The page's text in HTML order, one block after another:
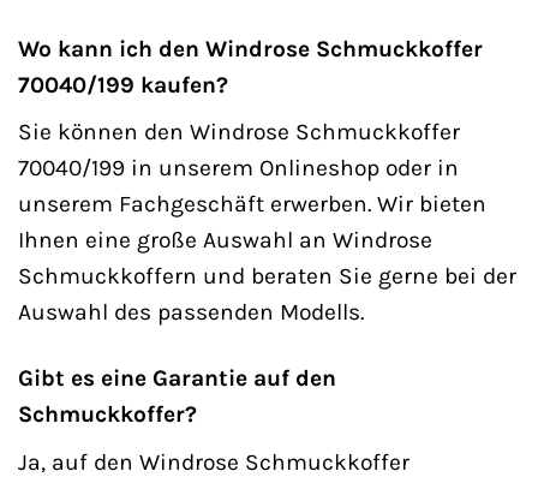
Wo kann ich den Windrose Schmuckkoffer
70040/199 kaufen?
Sie können den Windrose Schmuckkoffer
70040/199 in unserem Onlineshop oder in
unserem Fachgeschäft erwerben. Wir bieten
Ihnen eine große Auswahl an Windrose
Schmuckkoffern und beraten Sie gerne bei der
Auswahl des passenden Modells.
Gibt es eine Garantie auf den
Schmuckkoffer?
Ja, auf den Windrose Schmuckkoffer